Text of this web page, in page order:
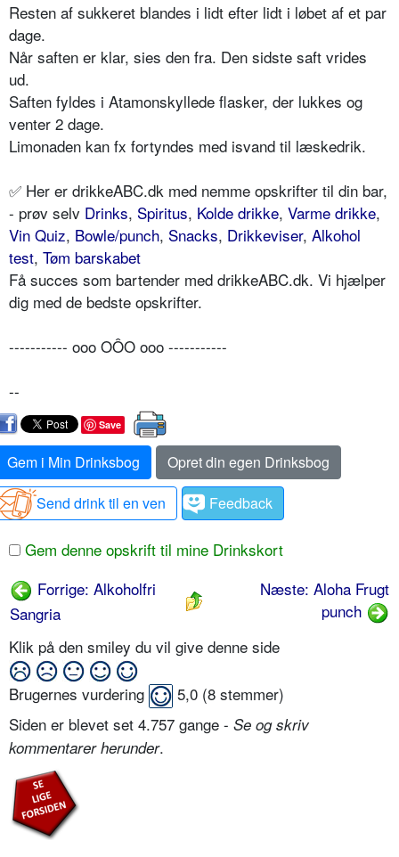
Resten af sukkeret blandes i lidt efter lidt i løbet af et par
dage.
Når saften er klar, sies den fra. Den sidste saft vrides
ud.
Saften fyldes i Atamonskyllede flasker, der lukkes og
venter 2 dage.
Limonaden kan fx fortyndes med isvand til læskedrik.
✅ Her er drikkeABC.dk med nemme opskrifter til din bar,
- prøv selv Drinks, Spiritus, Kolde drikke, Varme drikke,
Vin Quiz, Bowle/punch, Snacks, Drikkeviser, Alkohol
test, Tøm barskabet
Få succes som bartender med drikkeABC.dk. Vi hjælper
dig med de bedste opskrifter.
----------- ooo OÔO ooo -----------
--
Save
Gem i Min Drinksbog
Opret din egen Drinksbog
Send drink til en ven
Feedback
Gem denne opskrift til mine Drinkskort
Forrige: Alkoholfri
Sangria
Næste: Aloha Frugt
punch
Klik på den smiley du vil give denne side
Brugernes vurdering 5,0 (8 stemmer)
Siden er blevet set 4.757 gange - Se og skriv
kommentarer herunder.